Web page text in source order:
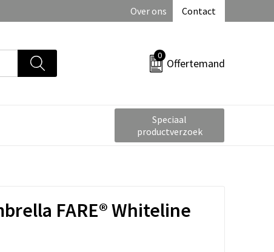
Over ons Contact
0
Offertemand
Speciaal
productverzoek
FARE® Whiteline